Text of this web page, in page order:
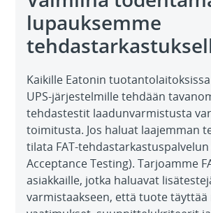
lupauksemme
Kaikille Eatonin
UPS-järjestelmille tehdään
tehdastestit laadunvarmistusta
toimitusta. Jos haluat laajemman
tilata FAT-
Acceptance Testing). Tarjoamme
asiakkaille, jotka haluavat
varmistaakseen, että tuote